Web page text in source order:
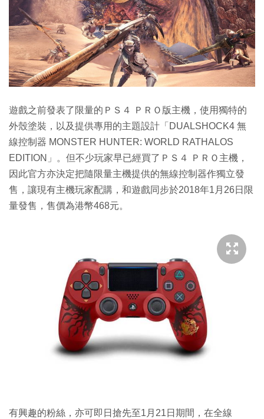
遊戲之前發表了限量的ＰＳ４ ＰＲＯ版主機，使用獨特的
外殼塗裝，以及提供專用的主題設計「DUALSHOCK4 無
線控制器 MONSTER HUNTER: WORLD RATHALOS
EDITION」。但不少玩家早已經買了ＰＳ４ ＰＲＯ主機，
因此官方亦決定把隨限量主機提供的無線控制器作獨立發
售，讓現有主機玩家配購，和遊戲同步於2018年1月26日限
量發售，售價為港幣468元。
有興趣的粉絲，亦可即日搶先至1月21日期間，在全線